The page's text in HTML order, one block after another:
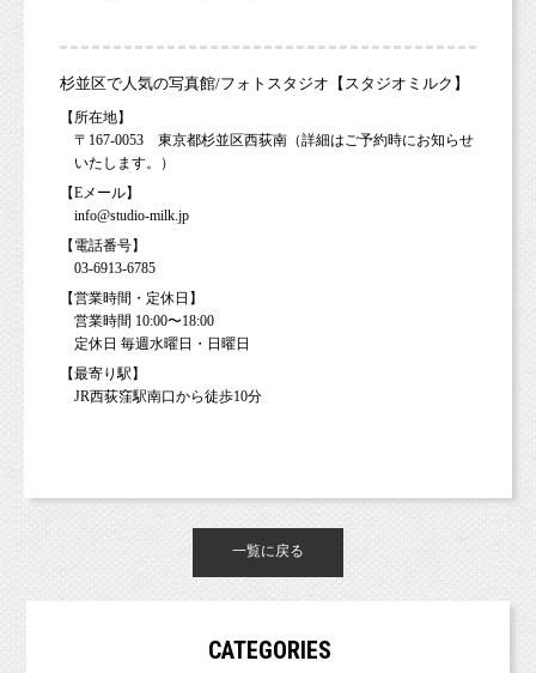
杉並区で人気の写真館/フォトスタジオ【スタジオミルク】
【所在地】
〒167-0053 東京都杉並区西荻南（詳細はご予約時にお知らせ
いたします。）
【Eメール】
info@studio-milk.jp
【電話番号】
03-6913-6785
【営業時間・定休日】
営業時間 10:00〜18:00
定休日 毎週水曜日・日曜日
【最寄り駅】
JR西荻窪駅南口から徒歩10分
一覧に戻る
CATEGORIES